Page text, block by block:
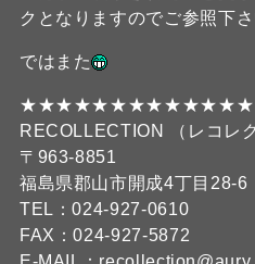
クとなりますのでご参照下さ
ではまた
RECOLLECTION （レコレ
〒963-8851
福島県郡山市開成4丁目28-6
TEL：024-927-0610
FAX：024-927-5872